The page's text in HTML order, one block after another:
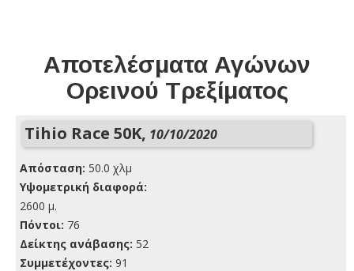
Αποτελέσματα Αγώνων
Ορεινού Τρεξίματος
Tihio Race 50K, 10/10/2020
Απόσταση: 50.0 χλμ
Yψομετρική διαφορά:
2600 μ.
Πόντοι: 76
Δείκτης ανάβασης: 52
Συμμετέχοντες: 91